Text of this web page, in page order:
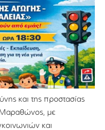
και της προστασίας
με
και